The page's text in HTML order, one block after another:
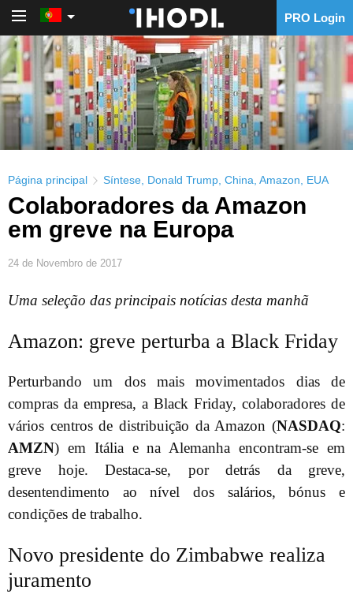
PRO Login
Página principal Síntese Donald Trump China Amazon EUA
Colaboradores da Amazon
em greve na Europa
24 de Novembro de 2017
Uma seleção das principais notícias desta manhã
Amazon: greve perturba a Black Friday
Perturbando um dos mais movimentados dias de
compras da empresa, a Black Friday, colaboradores de
vários centros de distribuição da Amazon (NASDAQ:
AMZN) em Itália e na Alemanha encontram-se em
greve hoje. Destaca-se, por detrás da greve,
desentendimento ao nível dos salários, bónus e
condições de trabalho.
Novo presidente do Zimbabwe realiza
juramento